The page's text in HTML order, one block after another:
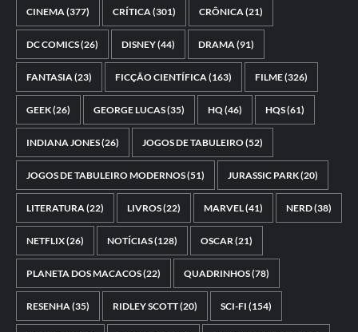
CINEMA(377) CRÍTICA(301) CRÔNICA(21)
DC COMICS(26) DISNEY(44) DRAMA(91)
FANTASIA(23) FICÇÃO CIENTÍFICA(163) FILME(326)
GEEK(26) GEORGE LUCAS(35) HQ(46) HQS(61)
INDIANA JONES(26) JOGOS DE TABULEIRO(52)
JOGOS DE TABULEIRO MODERNOS(51) JURASSIC PARK(20)
LITERATURA(22) LIVROS(22) MARVEL(41) NERD(38)
NETFLIX(26) NOTÍCIAS(128) OSCAR(21)
PLANETA DOS MACACOS(22) QUADRINHOS(78)
RESENHA(35) RIDLEY SCOTT(20) SCI-FI (154)